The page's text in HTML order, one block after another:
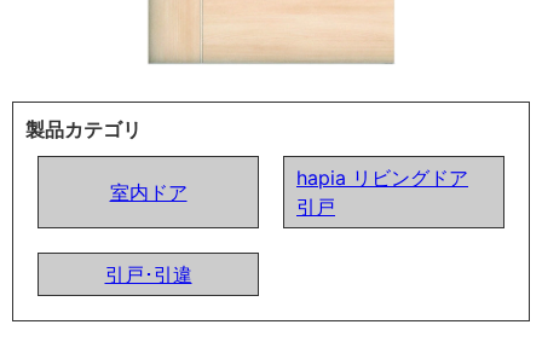
製品カテゴリ
室内ドア
hapia リビングドア
引戸
引戸･引違